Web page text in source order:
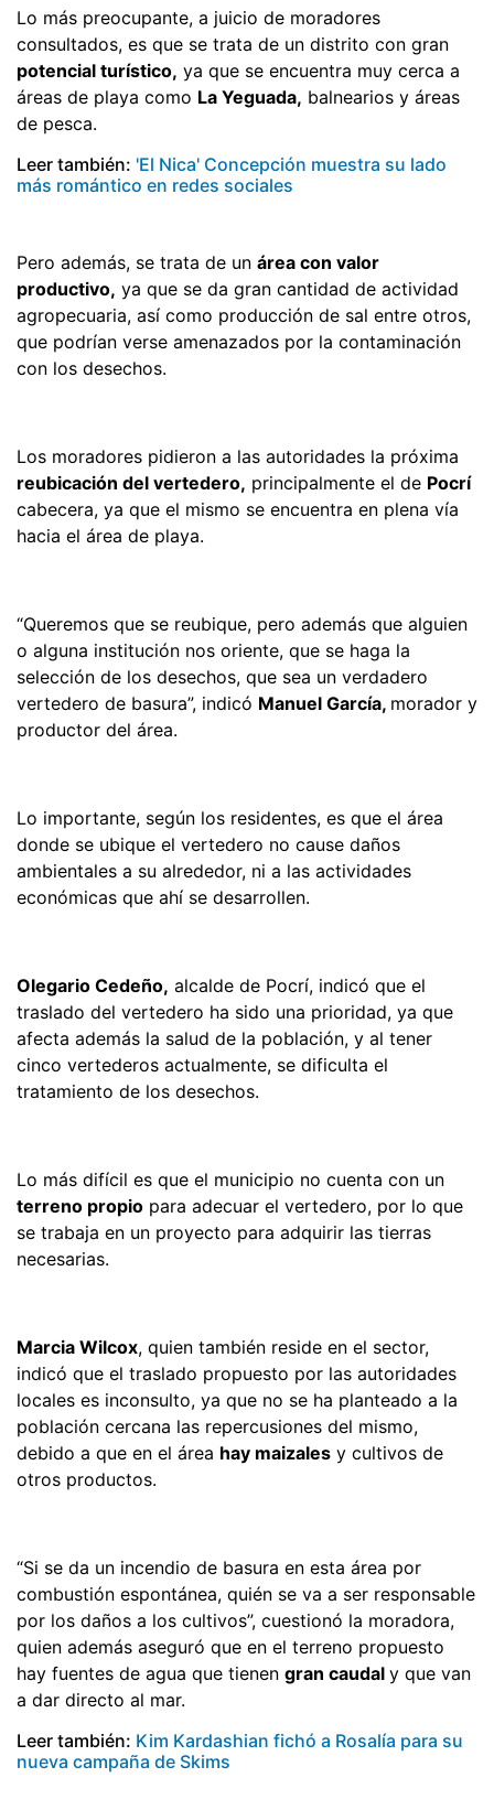
Lo más preocupante, a juicio de moradores
consultados, es que se trata de un distrito con gran
potencial turístico, ya que se encuentra muy cerca a
áreas de playa como La Yeguada, balnearios y áreas
de pesca.
Leer también: 'El Nica' Concepción muestra su lado
más romántico en redes sociales
Pero además, se trata de un área con valor
productivo, ya que se da gran cantidad de actividad
agropecuaria, así como producción de sal entre otros,
que podrían verse amenazados por la contaminación
con los desechos.
Los moradores pidieron a las autoridades la próxima
reubicación del vertedero, principalmente el de Pocrí
cabecera, ya que el mismo se encuentra en plena vía
hacia el área de playa.
“Queremos que se reubique, pero además que alguien
o alguna institución nos oriente, que se haga la
selección de los desechos, que sea un verdadero
vertedero de basura”, indicó Manuel García, morador y
productor del área.
Lo importante, según los residentes, es que el área
donde se ubique el vertedero no cause daños
ambientales a su alrededor, ni a las actividades
económicas que ahí se desarrollen.
Olegario Cedeño, alcalde de Pocrí, indicó que el
traslado del vertedero ha sido una prioridad, ya que
afecta además la salud de la población, y al tener
cinco vertederos actualmente, se dificulta el
tratamiento de los desechos.
Lo más difícil es que el municipio no cuenta con un
terreno propio para adecuar el vertedero, por lo que
se trabaja en un proyecto para adquirir las tierras
necesarias.
Marcia Wilcox, quien también reside en el sector,
indicó que el traslado propuesto por las autoridades
locales es inconsulto, ya que no se ha planteado a la
población cercana las repercusiones del mismo,
debido a que en el área hay maizales y cultivos de
otros productos.
“Si se da un incendio de basura en esta área por
combustión espontánea, quién se va a ser responsable
por los daños a los cultivos”, cuestionó la moradora,
quien además aseguró que en el terreno propuesto
hay fuentes de agua que tienen gran caudal y que van
a dar directo al mar.
Leer también: Kim Kardashian fichó a Rosalía para su
nueva campaña de Skims